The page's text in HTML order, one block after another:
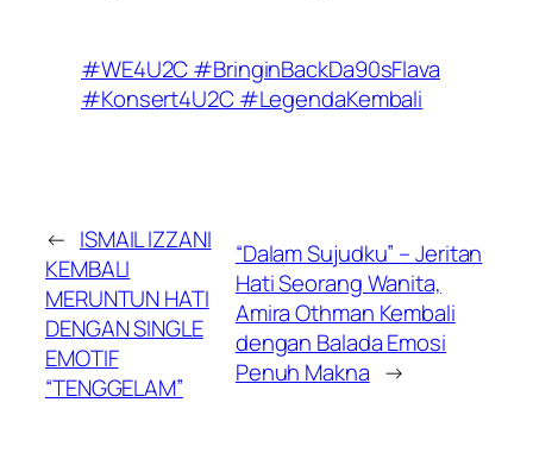
#WE4U2C #BringinBackDa90sFlava
#Konsert4U2C #LegendaKembali
← ISMAIL IZZANI
KEMBALI
MERUNTUN HATI
DENGAN SINGLE
EMOTIF
“TENGGELAM”
“Dalam Sujudku” – Jeritan
Hati Seorang Wanita,
Amira Othman Kembali
dengan Balada Emosi
Penuh Makna →